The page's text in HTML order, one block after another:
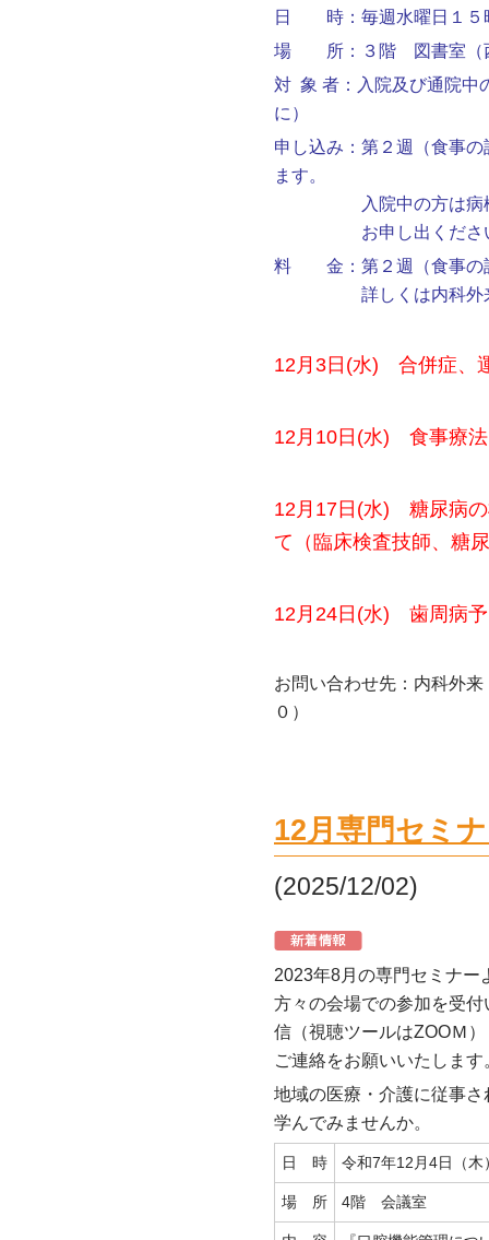
日 時：毎週水曜日１５
場 所：３階 図書室（
対 象 者：入院及び通院中
に）
申し込み：第２週（食事
ます。
入院中の方は病棟看
お申し出くださ
料 金：第２週（食事の
詳しくは内科外来看
12月3日(水) 合併症、
12月10日(水) 食事療法
12月17日(水) 糖尿病の
て（臨床検査技師、糖
12月24日(水) 歯周病予
お問い合わせ先：内科外
０）
12月専門セミ
(2025/12/02)
2023年8月の専門セミナー
方々の会場での参加を受
信（視聴ツールはZOOＭ
ご連絡をお願いいたします
地域の医療・介護に従事
学んでみませんか。
日 時 令和7年12月4日（
場 所 4階 会議室